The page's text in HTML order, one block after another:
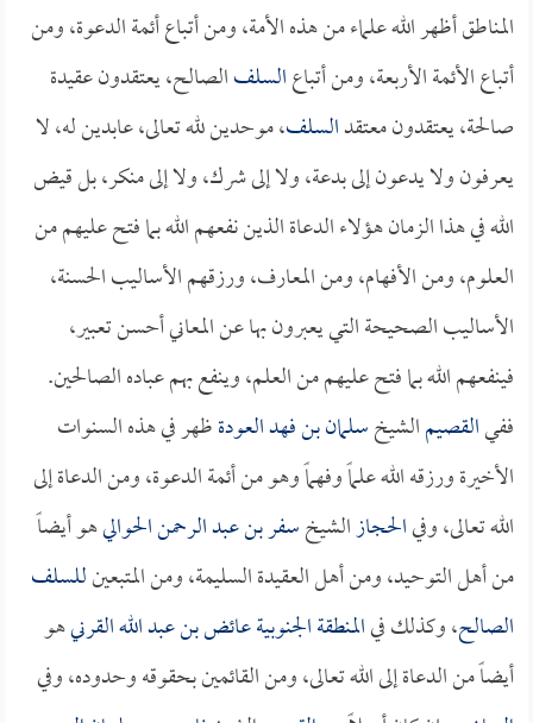
المناطق أظهر الله علماء من هذه الأمة، ومن أتباع أئمة الدعوة، ومن
أتباع الأئمة الأربعة، ومن أتباعالسلفالصالح، يعتقدون عقيدة
صالحة، يعتقدون معتقدالسلف، موحدين لله تعالى، عابدين له، لا
يعرفون ولا يدعون إلى بدعة، ولا إلى شرك، ولا إلى منكر، بل قيض
الله في هذا الزمان هؤلاء الدعاة الذين نفعهم الله بما فتح عليهم من
العلوم، ومن الأفهام، ومن المعارف، ورزقهم الأساليب الحسنة،
الأساليب الصحيحة التي يعبرون بها عن المعاني أحسن تعبير،
فينفعهم الله بما فتح عليهم من العلم، وينفع بهم عباده الصالحين.
ففيالقصيمالشيخسلمان بن فهد العودةظهر في هذه السنوات
الأخيرة ورزقه الله علماً وفهماً وهو من أئمة الدعوة، ومن الدعاة إلى
الله تعالى، وفيالحجازالشيخسفر بن عبد الرحمن الحواليهو أيضاً
من أهل التوحيد، ومن أهل العقيدة السليمة، ومن المتبعينللسلف
الصالح، وكذلك فيالمنطقة الجنوبيةعائض بن عبد الله القرنيهو
أيضاً من الدعاة إلى الله تعالى، ومن القائمين بحقوقه وحدوده، وفي